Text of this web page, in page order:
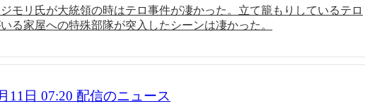
モリ氏が大統領の時はテロ事件が凄かった。立て籠もりしているテロ
る家屋への特殊部隊が突入したシーンは凄かった。
11日 07:20 配信のニュース